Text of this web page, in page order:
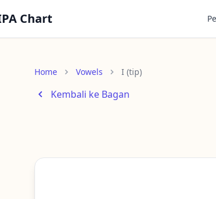
Chart
Home Vowels I (tip)
Kembali ke Bagan